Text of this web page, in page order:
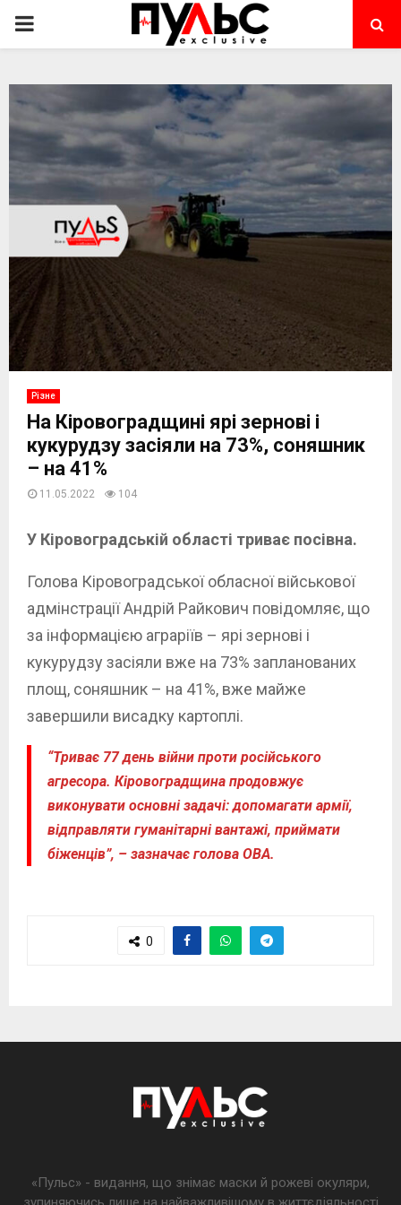
PRIMARY
Різне
На Кіровоградщині ярі зернові і
кукурудзу засіяли на 73%, соняшник
– на 41%
11.05.2022 104
У Кіровоградській області триває посівна.
Голова Кіровоградської обласної військової
адмінстрації Андрій Райкович повідомляє, що
за інформацією аграріїв – ярі зернові і
кукурудзу засіяли вже на 73% запланованих
площ, соняшник – на 41%, вже майже
завершили висадку картоплі.
“Триває 77 день війни проти російського
агресора. Кіровоградщина продовжує
виконувати основні задачі: допомагати армії,
відправляти гуманітарні вантажі, приймати
біженців”, – зазначає голова ОВА.
0
«Пульс» - видання, що знімає маски й рожеві окуляри,